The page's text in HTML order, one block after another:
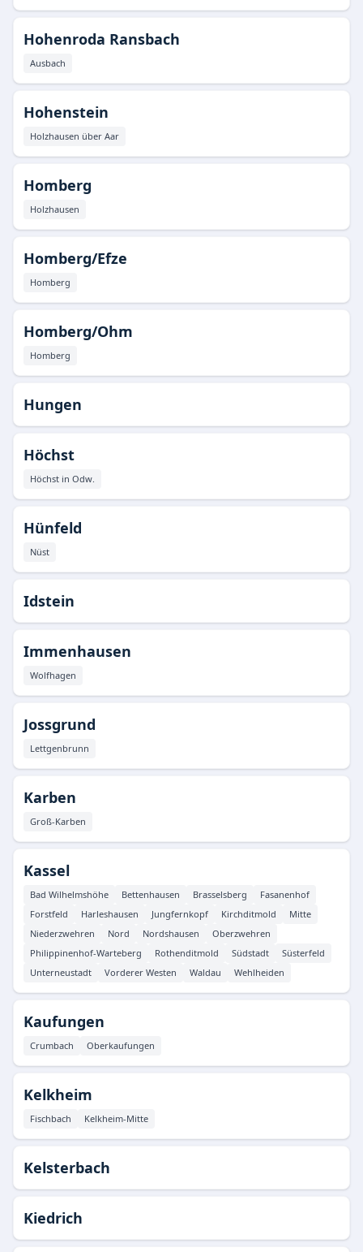
Hohenroda Ransbach
Ausbach
Hohenstein
Holzhausen über Aar
Homberg
Holzhausen
Homberg/Efze
Homberg
Homberg/Ohm
Homberg
Hungen
Höchst
Höchst in Odw.
Hünfeld
Nüst
Idstein
Immenhausen
Wolfhagen
Jossgrund
Lettgenbrunn
Karben
Groß-Karben
Kassel
Bad Wilhelmshöhe Bettenhausen Brasselsberg
Fasanenhof
Forstfeld
Harleshausen Jungfernkopf Kirchditmold
Mitte
Niederzwehren
Nord Nordshausen
Oberzwehren
Philippinenhof-Warteberg
Rothenditmold Südstadt
Süsterfeld
Unterneustadt
Vorderer Westen Waldau Wehlheiden
Kaufungen
Crumbach Oberkaufungen
Kelkheim
Fischbach Kelkheim-Mitte
Kelsterbach
Kiedrich